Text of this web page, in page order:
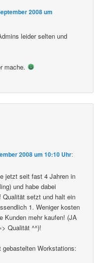
2008 um
leider selten und
mache.
2008 um 10:10 Uhr:
jetzt seit fast 4 Jahren in
und habe dabei
Qualität setzt und halt ein
1. Weniger kosten
Kunden mehr kaufen! (JA
Qualität ^^)!
Workstations: